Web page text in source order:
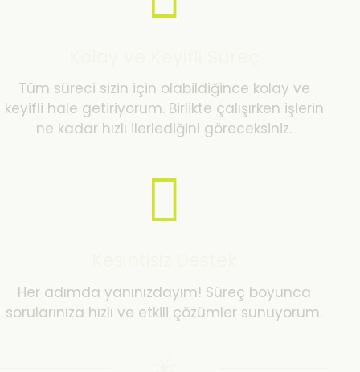
Tüm süreci sizin için olabildiğince kolay ve
keyifli hale getiriyorum. Birlikte çalışırken işlerin
ne kadar hızlı ilerlediğini göreceksiniz.
Her adımda yanınızdayım! Süreç boyunca
sorularınıza hızlı ve etkili çözümler sunuyorum.